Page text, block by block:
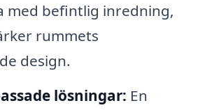
med befintlig inredning,
rummets
design.
lösningar: En